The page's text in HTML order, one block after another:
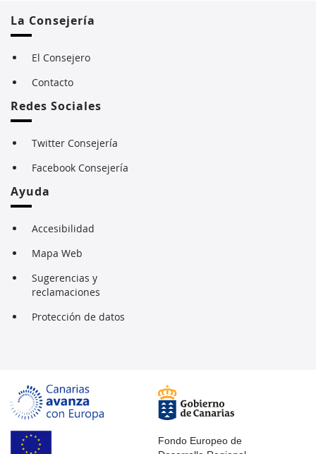
La Consejería
El Consejero
Contacto
Redes Sociales
Twitter Consejería
Facebook Consejería
Ayuda
Accesibilidad
Mapa Web
Sugerencias y
reclamaciones
Protección de datos
Fondo Europeo de